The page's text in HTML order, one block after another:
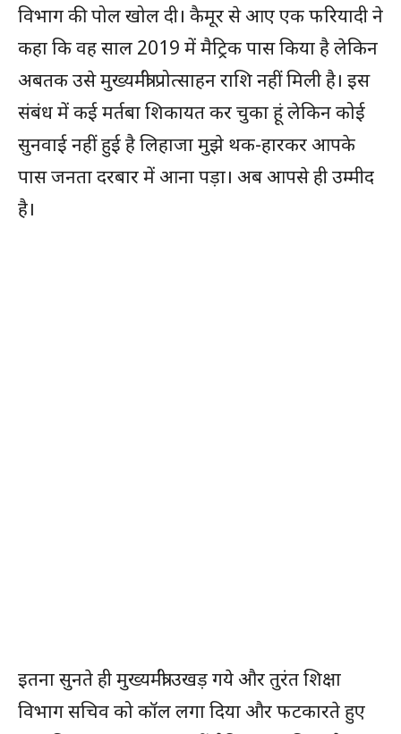
विभाग की पोल खोल दी। कैमूर से आए एक फरियादी ने
कहा कि वह साल 2019 में मैट्रिक पास किया है लेकिन
अबतक उसे मुख्यमंत्री प्रोत्साहन राशि नहीं मिली है। इस
संबंध में कई मर्तबा शिकायत कर चुका हूं लेकिन कोई
सुनवाई नहीं हुई है लिहाजा मुझे थक-हारकर आपके
पास जनता दरबार में आना पड़ा। अब आपसे ही उम्मीद
है।
इतना सुनते ही मुख्यमंत्री उखड़ गये और तुरंत शिक्षा
विभाग सचिव को कॉल लगा दिया और फटकारते हुए